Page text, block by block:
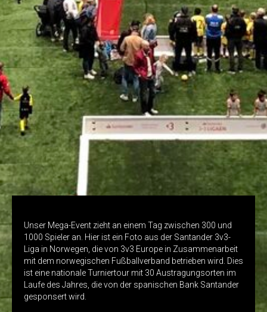
Unser Mega-Event zieht an einem Tag zwischen 300 und
1000 Spieler an. Hier ist ein Foto aus der Santander 3v3-
Liga in Norwegen, die von 3v3 Europe in Zusammenarbeit
mit dem norwegischen Fußballverband betrieben wird. Dies
ist eine nationale Turniertour mit 30 Austragungsorten im
Laufe des Jahres, die von der spanischen Bank Santander
gesponsert wird.